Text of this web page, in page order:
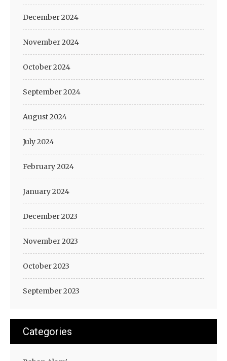
December 2024
November 2024
October 2024
September 2024
August 2024
July 2024
February 2024
January 2024
December 2023
November 2023
October 2023
September 2023
Categories